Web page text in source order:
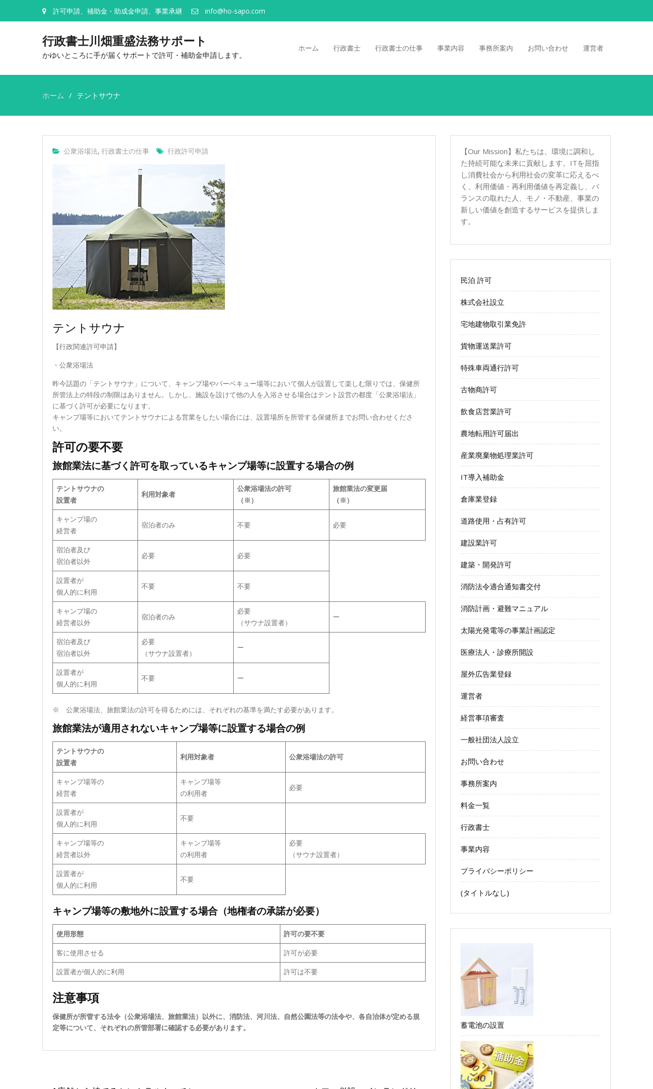
許可申請、補助金・助成金申請、事業承継 info@ho-sapo.com
行政書士川畑重盛法務サポート
かゆいところに手が届くサポートで許可・補助金申請します。
ホーム 行政書士 行政書士の仕事 事業内容 事務所案内 お問い合わせ 運営者
ホーム テントサウナ
公衆浴場法, 行政書士の仕事 行政許可申請
テントサウナ
【行政関連許可申請】
・公衆浴場法
昨今話題の「テントサウナ」について、キャンプ場やバーベキュー場等において個人が設置して楽しむ限りでは、保健所
所管法上の特段の制限はありません。しかし、施設を設けて他の人を入浴させる場合はテント設営の都度「公衆浴場法」
に基づく許可が必要になります。
キャンプ場等においてテントサウナによる営業をしたい場合には、設置場所を所管する保健所までお問い合わせくださ
い。
許可の要不要
旅館業法に基づく許可を取っているキャンプ場等に設置する場合の例
テントサウナの
設置者
利用対象者
公衆浴場法の許可
（※）
旅館業法の変更届
（※）
キャンプ場の
経営者
宿泊者のみ 不要 必要
宿泊者及び
宿泊者以外
必要 必要
設置者が
個人的に利用
不要 不要
キャンプ場の
経営者以外
宿泊者のみ
必要
（サウナ設置者）
ー
宿泊者及び
宿泊者以外
必要
（サウナ設置者）
ー
設置者が
個人的に利用
不要 ー
※ 公衆浴場法、旅館業法の許可を得るためには、それぞれの基準を満たす必要があります。
旅館業法が適用されないキャンプ場等に設置する場合の例
テントサウナの
設置者
利用対象者 公衆浴場法の許可
キャンプ場等の
経営者
キャンプ場等
の利用者
必要
設置者が
個人的に利用
不要
キャンプ場等の
経営者以外
キャンプ場等
の利用者
必要
（サウナ設置者）
設置者が
個人的に利用
不要
キャンプ場等の敷地外に設置する場合（地権者の承諾が必要）
使用形態 許可の要不要
客に使用させる 許可が必要
設置者が個人的に利用 許可は不要
注意事項
保健所が所管する法令（公衆浴場法、旅館業法）以外に、消防法、河川法、自然公園法等の法令や、各自治体が定める規
定等について、それぞれの所管部署に確認する必要があります。
【Our Mission】私たちは、環境に調和し
た持続可能な未来に貢献します。ITを屈指
し消費社会から利用社会の変革に応えるべ
く、利用価値・再利用価値を再定義し、バ
ランスの取れた人、モノ・不動産、事業の
新しい価値を創造するサービスを提供しま
す。
民泊 許可
株式会社設立
宅地建物取引業免許
貨物運送業許可
特殊車両通行許可
古物商許可
飲食店営業許可
農地転用許可届出
産業廃棄物処理業許可
IT導入補助金
倉庫業登録
道路使用・占有許可
建設業許可
建築・開発許可
消防法令適合通知書交付
消防計画・避難マニュアル
太陽光発電等の事業計画認定
医療法人・診療所開設
屋外広告業登録
運営者
経営事項審査
一般社団法人設立
お問い合わせ
事務所案内
料金一覧
行政書士
事業内容
プライバシーポリシー
(タイトルなし)
蓄電池の設置